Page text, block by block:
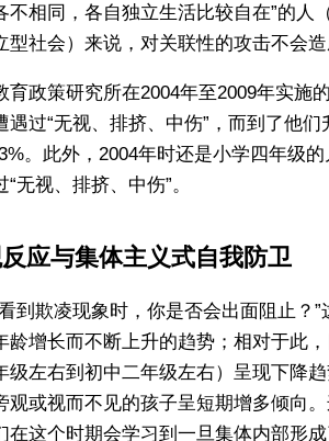
不相同，各自独立生活比较自在”的人
型社会）来说，对关联性的攻击不会造
育政策研究所在2004年至2009年实施
遇过“无视、排挤、中伤”，而到了他
。此外，2004年时还是小学四年级
“无视、排挤、中伤”。
应与集体主义式自我防卫
到欺凌现象时，你是否会出面阻止？
龄增长而不断上升的趋势；相对于此
级左右到初中二年级左右）呈现下降
观或视而不见的孩子呈短期增多倾向
在这个时期会学习到一旦集体内部形